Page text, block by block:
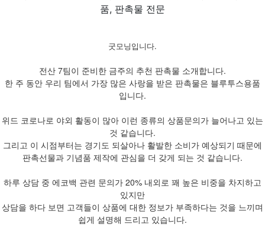
품, 판촉물 전문
굿모닝입니다.
전산 7팀이 준비한 금주의 추천 판촉물 소개합니다.
한 주 동안 우리 팀에서 가장 많은 사랑을 받은 판촉물은 블루투스용품
입니다.
위드 코로나로 야외 활동이 많아 이런 종류의 상품문의가 늘어나고 있는
것 같습니다.
그리고 이 시점부터는 경기도 되살아나 활발한 소비가 예상되기 때문에
판촉선물과 기념품 제작에 관심을 더 갖게 되는 것 같습니다.
하루 상담 중 에코백 관련 문의가 20% 내외로 꽤 높은 비중을 차지하고
있지만
상담을 하다 보면 고객들이 상품에 대한 정보가 부족하다는 것을 느끼며
쉽게 설명해 드리고 있습니다.